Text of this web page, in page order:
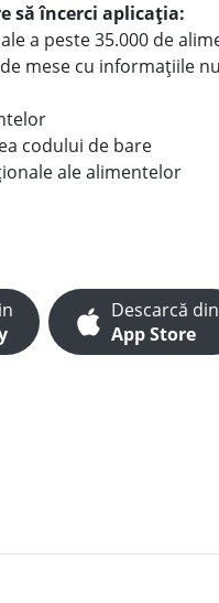
să încerci aplicația:
a peste 35.000 de
mese cu informațiile
codului de bare
ale alimentelor
Descarcă din
App Store